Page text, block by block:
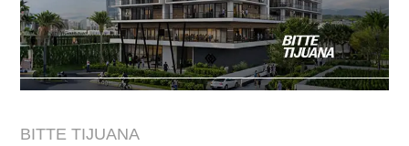
BITTE TIJUANA